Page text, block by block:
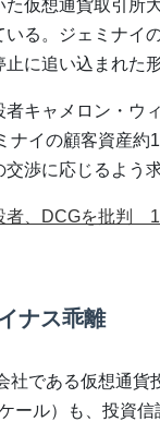
仮想通貨取引所
る。ジェミナイ
に追い込まれた形
キャメロン・ウ
ナイの顧客資産約
渉に応じるよう
者、DCGを批判
ナス乖離
社である仮想通貨
ール）も、投資